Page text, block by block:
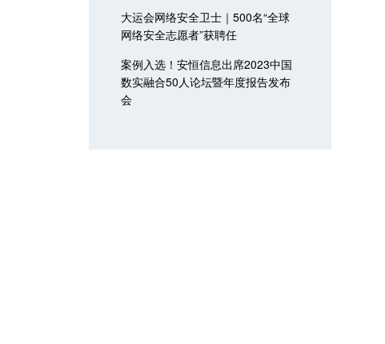
大运会网络安全卫士｜500名“全球
网络安全志愿者”获聘任
案例入选！安恒信息出席2023中国
数实融合50人论坛暨年度报告发布
会